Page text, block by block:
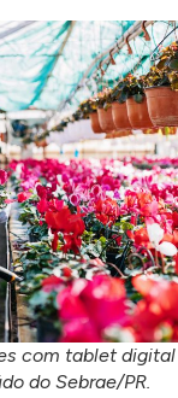
com tablet digital
do Sebrae/PR.